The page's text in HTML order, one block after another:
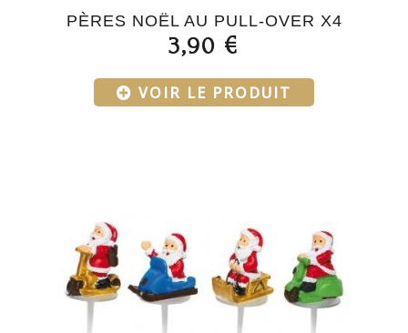
PÈRES NOËL AU PULL-OVER X4
3,90 €
VOIR LE PRODUIT